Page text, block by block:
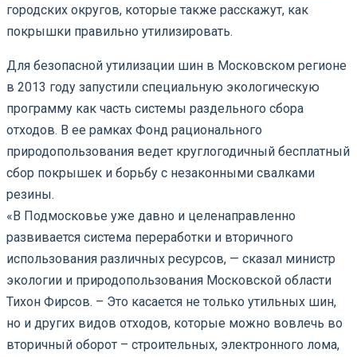
городских округов, которые также расскажут, как
покрышки правильно утилизировать.
Для безопасной утилизации шин в Московском регионе
в 2013 году запустили специальную экологическую
программу как часть системы раздельного сбора
отходов. В ее рамках Фонд рационального
природопользования ведет круглогодичный бесплатный
сбор покрышек и борьбу с незаконными свалками
резины.
«В Подмосковье уже давно и целенаправленно
развивается система переработки и вторичного
использования различных ресурсов, — сказал министр
экологии и природопользования Московской области
Тихон Фирсов. – Это касается не только утильных шин,
но и других видов отходов, которые можно вовлечь во
вторичный оборот – строительных, электронного лома,